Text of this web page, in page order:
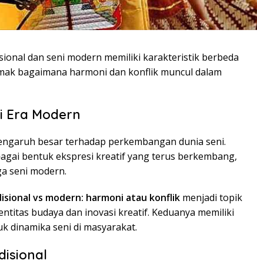
dan seni modern memiliki karakteristik berbeda
bagaimana harmoni dan konflik muncul dalam
Era Modern
besar terhadap perkembangan dunia seni.
bentuk ekspresi kreatif yang terus berkembang,
seni modern.
vs modern: harmoni atau konflik menjadi topik
budaya dan inovasi kreatif. Keduanya memiliki
dinamika seni di masyarakat.